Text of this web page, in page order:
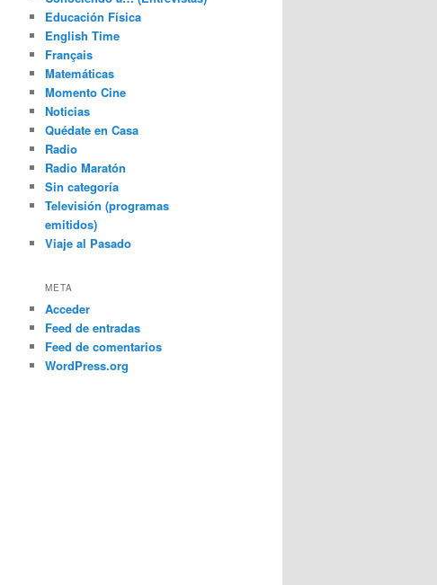
Educación Física
English Time
Français
Matemáticas
Momento Cine
Noticias
Quédate en Casa
Radio
Radio Maratón
Sin categoría
Televisión (programas
emitidos)
Viaje al Pasado
META
Acceder
Feed de entradas
Feed de comentarios
WordPress.org